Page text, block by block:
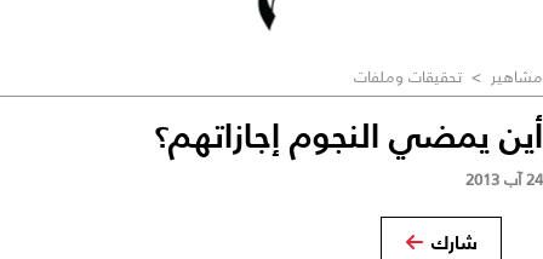
مشاهير > تحقيقات وملفات
أين يمضي النجوم إجازاتهم؟
24 آب 2013
شارك